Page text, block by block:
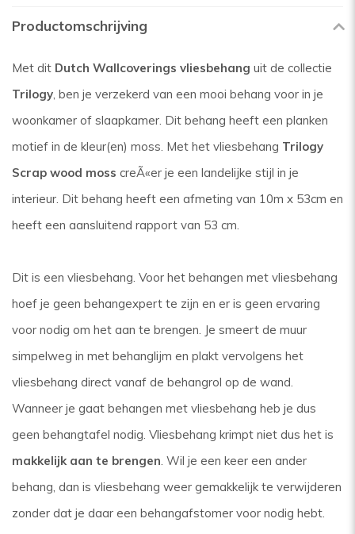
Productomschrijving
Met dit Dutch Wallcoverings vliesbehang uit de collectie
Trilogy, ben je verzekerd van een mooi behang voor in je
woonkamer of slaapkamer. Dit behang heeft een planken
motief in de kleur(en) moss. Met het vliesbehang Trilogy
Scrap wood moss creÃ«er je een landelijke stijl in je
interieur. Dit behang heeft een afmeting van 10m x 53cm en
heeft een aansluitend rapport van 53 cm.
Dit is een vliesbehang. Voor het behangen met vliesbehang
hoef je geen behangexpert te zijn en er is geen ervaring
voor nodig om het aan te brengen. Je smeert de muur
simpelweg in met behanglijm en plakt vervolgens het
vliesbehang direct vanaf de behangrol op de wand.
Wanneer je gaat behangen met vliesbehang heb je dus
geen behangtafel nodig. Vliesbehang krimpt niet dus het is
makkelijk aan te brengen. Wil je een keer een ander
behang, dan is vliesbehang weer gemakkelijk te verwijderen
zonder dat je daar een behangafstomer voor nodig hebt.